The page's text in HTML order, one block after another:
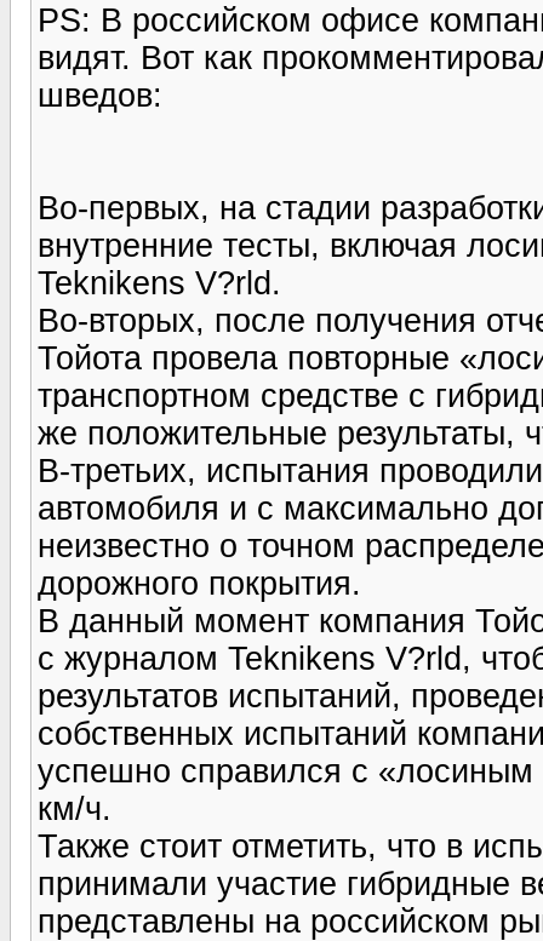
PS: В российском офисе
видят. Вот как
шведов:
Во-первых, на стадии
внутренние тесты, включая
Teknikens V?rld.
Во-вторых, после получения
Тойота провела повторные
транспортном средстве с
же положительные результаты,
В-третьих, испытания
автомобиля и с максимально
неизвестно о точном
дорожного покрытия.
В данный момент компания
с журналом Teknikens V?rld,
результатов испытаний,
собственных испытаний
успешно справился с
км/ч.
Также стоит отметить, что в
принимали участие гибридные
представлены на российском